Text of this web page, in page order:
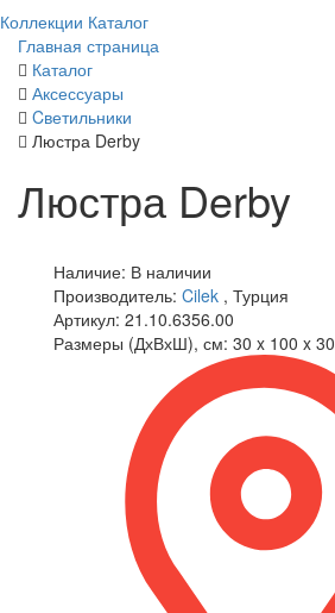
Коллекции Каталог
Главная страница
Каталог
Аксессуары
Cветильники
Люстра Derby
Люстра Derby
Наличие: В наличии
Производитель: Cilek , Турция
Артикул: 21.10.6356.00
Размеры (ДхВхШ), см: 30 x 100 x 30